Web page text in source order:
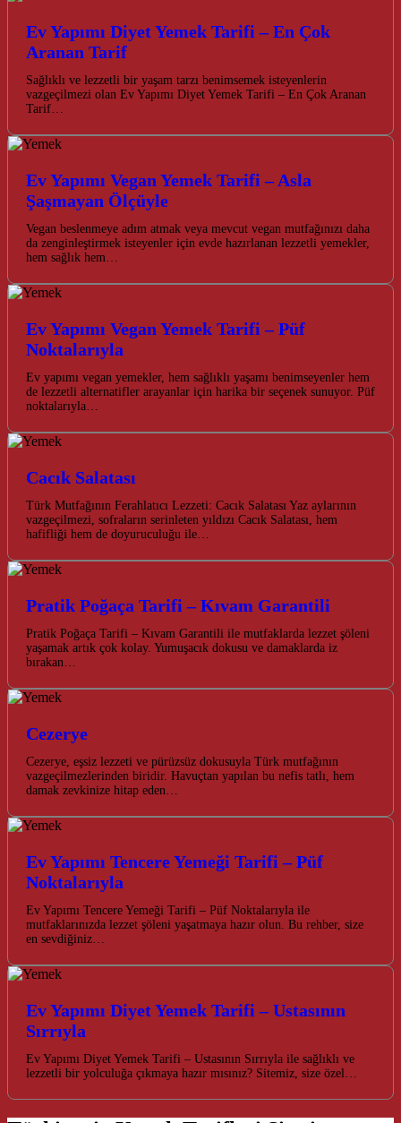
Ev Yapımı Diyet Yemek Tarifi – En Çok
Aranan Tarif
Sağlıklı ve lezzetli bir yaşam tarzı benimsemek isteyenlerin
vazgeçilmezi olan Ev Yapımı Diyet Yemek Tarifi – En Çok Aranan
Tarif…
Ev Yapımı Vegan Yemek Tarifi – Asla
Şaşmayan Ölçüyle
Vegan beslenmeye adım atmak veya mevcut vegan mutfağınızı daha
da zenginleştirmek isteyenler için evde hazırlanan lezzetli yemekler,
hem sağlık hem…
Ev Yapımı Vegan Yemek Tarifi – Püf
Noktalarıyla
Ev yapımı vegan yemekler, hem sağlıklı yaşamı benimseyenler hem
de lezzetli alternatifler arayanlar için harika bir seçenek sunuyor. Püf
noktalarıyla…
Cacık Salatası
Türk Mutfağının Ferahlatıcı Lezzeti: Cacık Salatası Yaz aylarının
vazgeçilmezi, sofraların serinleten yıldızı Cacık Salatası, hem
hafifliği hem de doyuruculuğu ile…
Pratik Poğaça Tarifi – Kıvam Garantili
Pratik Poğaça Tarifi – Kıvam Garantili ile mutfaklarda lezzet şöleni
yaşamak artık çok kolay. Yumuşacık dokusu ve damaklarda iz
bırakan…
Cezerye
Cezerye, eşsiz lezzeti ve pürüzsüz dokusuyla Türk mutfağının
vazgeçilmezlerinden biridir. Havuçtan yapılan bu nefis tatlı, hem
damak zevkinize hitap eden…
Ev Yapımı Tencere Yemeği Tarifi – Püf
Noktalarıyla
Ev Yapımı Tencere Yemeği Tarifi – Püf Noktalarıyla ile
mutfaklarınızda lezzet şöleni yaşatmaya hazır olun. Bu rehber, size
en sevdiğiniz…
Ev Yapımı Diyet Yemek Tarifi – Ustasının
Sırrıyla
Ev Yapımı Diyet Yemek Tarifi – Ustasının Sırrıyla ile sağlıklı ve
lezzetli bir yolculuğa çıkmaya hazır mısınız? Sitemiz, size özel…